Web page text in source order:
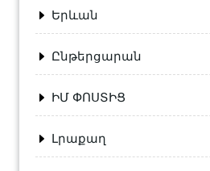
Երևան
Ընթերցարան
ԻՄ ՓՈՍՏԻՑ
Լրաքաղ